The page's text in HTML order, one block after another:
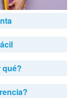
qué?